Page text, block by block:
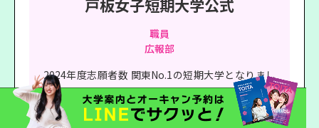
戸板女子短期大学公式
職員
広報部
2024年度志願者数 関東No.1の短期大学となりまし
た。